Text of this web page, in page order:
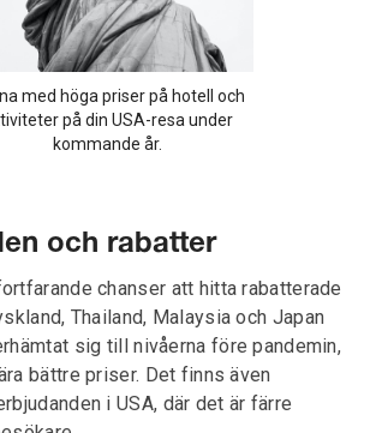
med höga priser på hotell och
på din USA-resa under
kommande år.
och rabatter
chanser att hitta rabatterade
Thailand, Malaysia och Japan
sig till nivåerna före pandemin,
bättre priser. Det finns även
i USA, där det är färre